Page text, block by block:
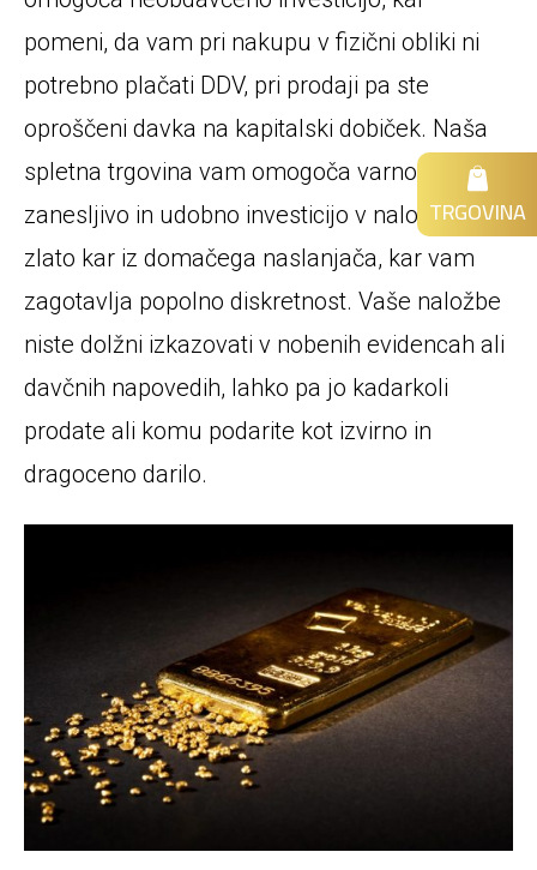
pomeni, da vam pri nakupu v fizični obliki ni
potrebno plačati DDV, pri prodaji pa ste
oproščeni davka na kapitalski dobiček. Naša
spletna trgovina vam omogoča varno,
zanesljivo in udobno investicijo v naložbeno
zlato kar iz domačega naslanjača, kar vam
zagotavlja popolno diskretnost. Vaše naložbe
niste dolžni izkazovati v nobenih evidencah ali
davčnih napovedih, lahko pa jo kadarkoli
prodate ali komu podarite kot izvirno in
dragoceno darilo.
TRGOVINA